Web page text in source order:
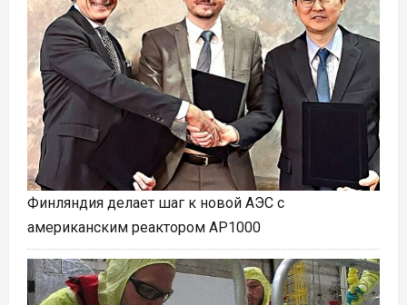
Финляндия делает шаг к новой АЭС с
американским реактором AP1000